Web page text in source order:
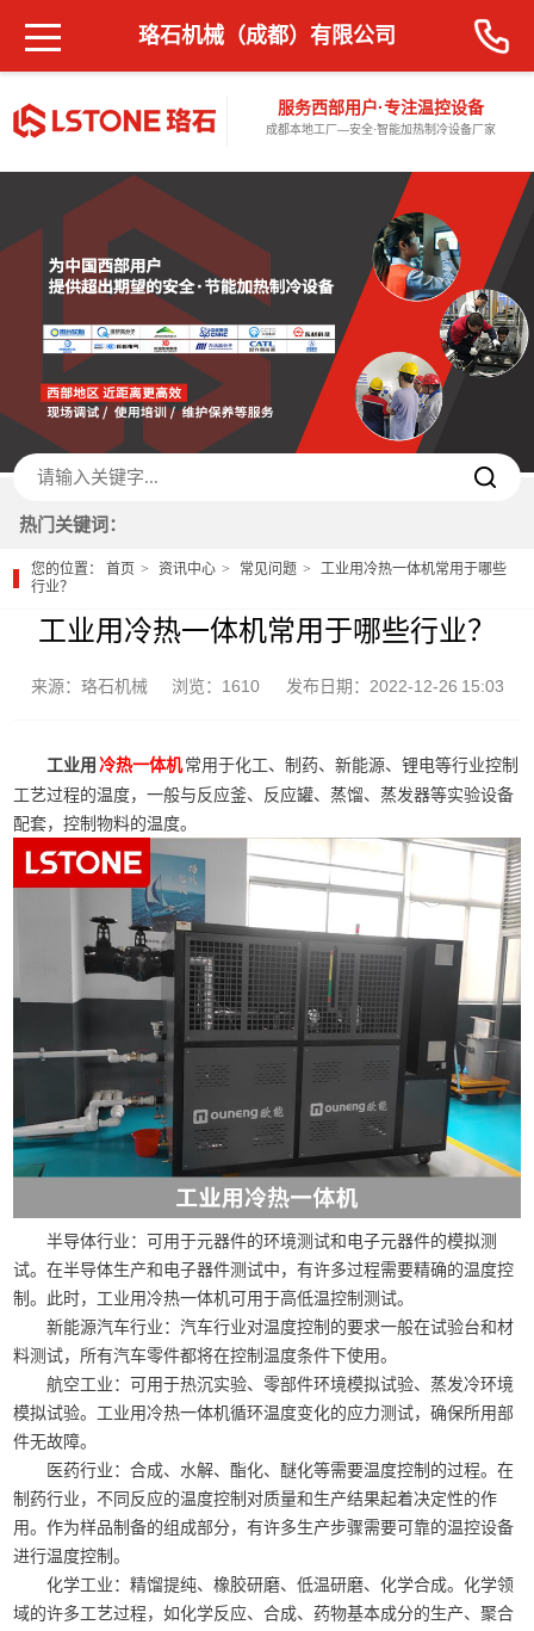
服务西部用户·专注温控设备
成都本地工厂—安全·智能加热制冷设备厂家
珞石机械（成都）有限公司
热门关键词：
您的位置：首页 资讯中心 常见问题
工业用冷热一体机常用于哪些
行业？
工业用冷热一体机常用于哪些行业？
来源：珞石机械 浏览：1610 发布日期：2022-12-26 15:03
工业用 冷热一体机常用于化工、制药、新能源、锂电等行业控制
工艺过程的温度，一般与反应釜、反应罐、蒸馏、蒸发器等实验设备
配套，控制物料的温度。
半导体行业：可用于元器件的环境测试和电子元器件的模拟测
试。在半导体生产和电子器件测试中，有许多过程需要精确的温度控
制。此时，工业用冷热一体机可用于高低温控制测试。
新能源汽车行业：汽车行业对温度控制的要求一般在试验台和材
料测试，所有汽车零件都将在控制温度条件下使用。
航空工业：可用于热沉实验、零部件环境模拟试验、蒸发冷环境
模拟试验。工业用冷热一体机循环温度变化的应力测试，确保所用部
件无故障。
医药行业：合成、水解、酯化、醚化等需要温度控制的过程。在
制药行业，不同反应的温度控制对质量和生产结果起着决定性的作
用。作为样品制备的组成部分，有许多生产步骤需要可靠的温控设备
进行温度控制。
化学工业：精馏提纯、橡胶研磨、低温研磨、化学合成。化学领
域的许多工艺过程，如化学反应、合成、药物基本成分的生产、聚合